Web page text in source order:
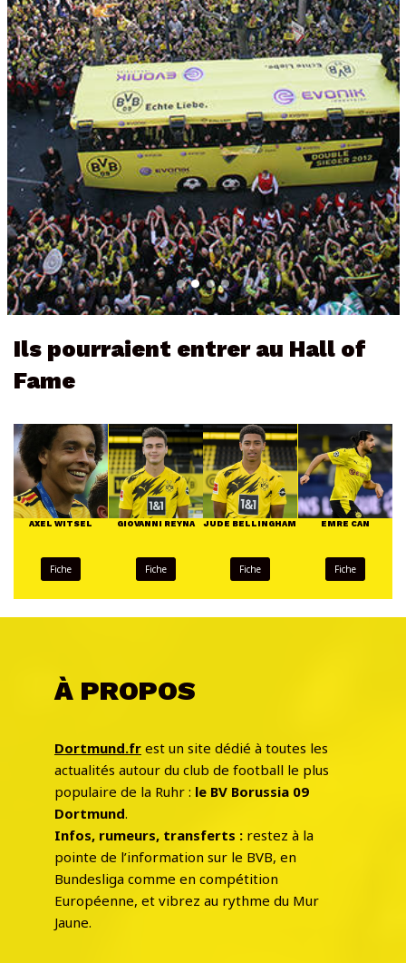
Ils pourraient entrer au Hall of
Fame
AXEL WITSEL
Fiche
GIOVANNI REYNA
Fiche
JUDE BELLINGHAM
Fiche
EMRE CAN
Fiche
À PROPOS
Dortmund.fr est un site dédié à toutes les
actualités autour du club de football le plus
populaire de la Ruhr : le BV Borussia 09
Dortmund.
Infos, rumeurs, transferts : restez à la
pointe de l’information sur le BVB, en
Bundesliga comme en compétition
Européenne, et vibrez au rythme du Mur
Jaune.